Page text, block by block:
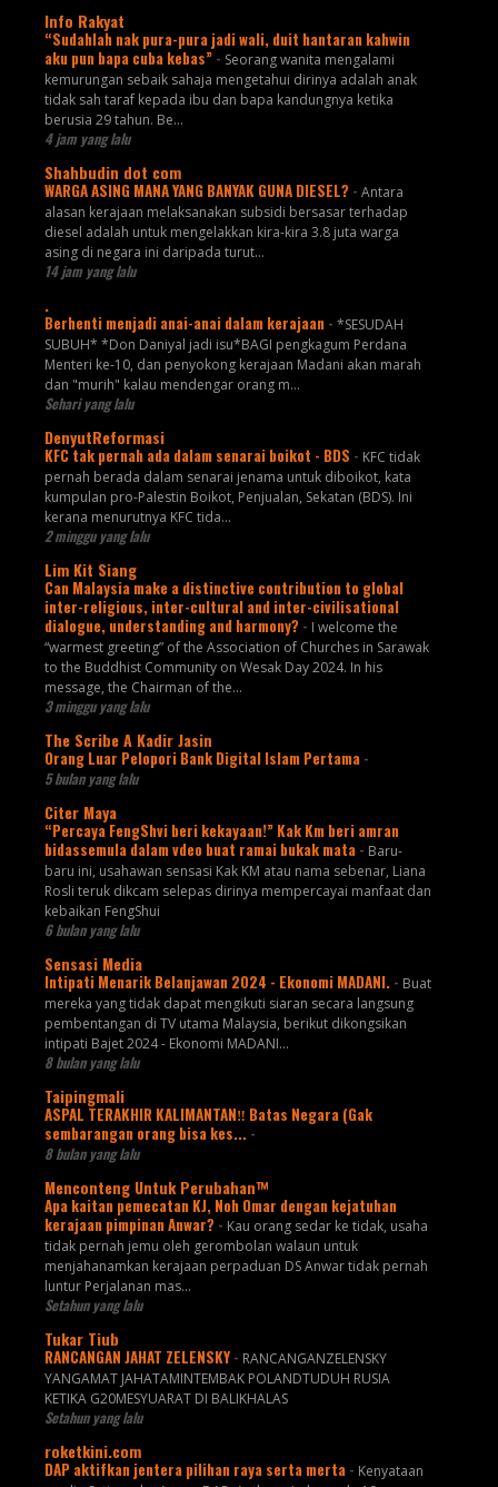
Info Rakyat
“Sudahlah nak pura-pura jadi wali, duit hantaran kahwin
aku pun bapa cuba kebas” - Seorang wanita mengalami
kemurungan sebaik sahaja mengetahui dirinya adalah anak
tidak sah taraf kepada ibu dan bapa kandungnya ketika
berusia 29 tahun. Be...
4 jam yang lalu
Shahbudin dot com
WARGA ASING MANA YANG BANYAK GUNA DIESEL? - Antara
alasan kerajaan melaksanakan subsidi bersasar terhadap
diesel adalah untuk mengelakkan kira-kira 3.8 juta warga
asing di negara ini daripada turut...
14 jam yang lalu
.
Berhenti menjadi anai-anai dalam kerajaan - *SESUDAH
SUBUH* *Don Daniyal jadi isu*BAGI pengkagum Perdana
Menteri ke-10, dan penyokong kerajaan Madani akan marah
dan "murih" kalau mendengar orang m...
Sehari yang lalu
DenyutReformasi
KFC tak pernah ada dalam senarai boikot - BDS - KFC tidak
pernah berada dalam senarai jenama untuk diboikot, kata
kumpulan pro-Palestin Boikot, Penjualan, Sekatan (BDS). Ini
kerana menurutnya KFC tida...
2 minggu yang lalu
Lim Kit Siang
Can Malaysia make a distinctive contribution to global
inter-religious, inter-cultural and inter-civilisational
dialogue, understanding and harmony? - I welcome the
“warmest greeting” of the Association of Churches in Sarawak
to the Buddhist Community on Wesak Day 2024. In his
message, the Chairman of the...
3 minggu yang lalu
The Scribe A Kadir Jasin
Orang Luar Pelopori Bank Digital Islam Pertama -
5 bulan yang lalu
Citer Maya
“Percaya FengShvi beri kekayaan!” Kak Km beri amran
bidassemula dalam vdeo buat ramai bukak mata - Baru-
baru ini, usahawan sensasi Kak KM atau nama sebenar, Liana
Rosli teruk dikcam selepas dirinya mempercayai manfaat dan
kebaikan FengShui
6 bulan yang lalu
Sensasi Media
Intipati Menarik Belanjawan 2024 - Ekonomi MADANI. - Buat
mereka yang tidak dapat mengikuti siaran secara langsung
pembentangan di TV utama Malaysia, berikut dikongsikan
intipati Bajet 2024 - Ekonomi MADANI...
8 bulan yang lalu
Taipingmali
ASPAL TERAKHIR KALIMANTAN‼️ Batas Negara (Gak
sembarangan orang bisa kes... -
8 bulan yang lalu
Menconteng Untuk Perubahan™
Apa kaitan pemecatan KJ, Noh Omar dengan kejatuhan
kerajaan pimpinan Anwar? - Kau orang sedar ke tidak, usaha
tidak pernah jemu oleh gerombolan walaun untuk
menjahanamkan kerajaan perpaduan DS Anwar tidak pernah
luntur Perjalanan mas...
Setahun yang lalu
Tukar Tiub
RANCANGAN JAHAT ZELENSKY - RANCANGANZELENSKY
YANGAMAT JAHATAMINTEMBAK POLANDTUDUH RUSIA
KETIKA G20MESYUARAT DI BALIKHALAS
Setahun yang lalu
roketkini.com
DAP aktifkan jentera pilihan raya serta merta - Kenyataan